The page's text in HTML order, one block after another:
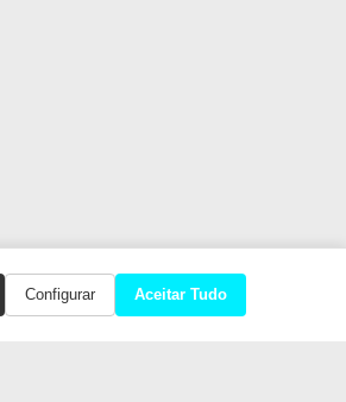
Configurar Aceitar Tudo